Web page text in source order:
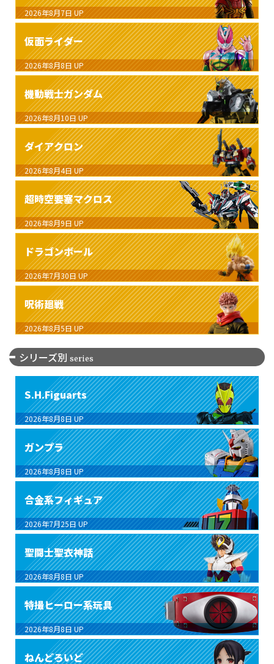
2026年8月7日 UP
仮面ライダー
2026年8月8日 UP
機動戦士ガンダム
2026年8月10日 UP
ダイアクロン
2026年8月4日 UP
超時空要塞マクロス
2026年8月9日 UP
ドラゴンボール
2026年7月30日 UP
呪術廻戦
2026年8月5日 UP
シリーズ別 series
S.H.Figuarts
2026年8月8日 UP
ガンプラ
2026年8月8日 UP
合金系フィギュア
2026年7月25日 UP
聖闘士聖衣神話
2026年8月8日 UP
特撮ヒーロー系玩具
2026年8月8日 UP
ねんどろいど